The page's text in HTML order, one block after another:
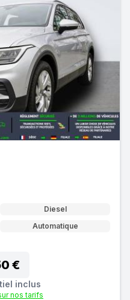
Diesel
Automatique
€
inclus
nos tarifs